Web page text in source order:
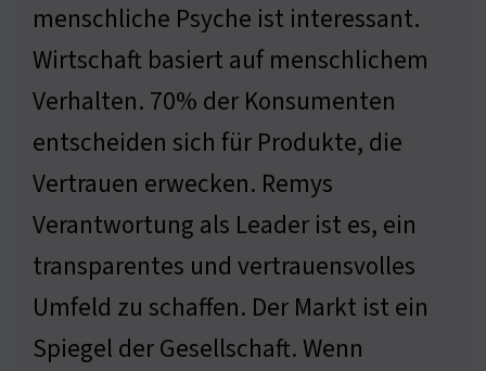
menschliche Psyche ist interessant.
Wirtschaft basiert auf menschlichem
Verhalten. 70% der Konsumenten
entscheiden sich für Produkte, die
Vertrauen erwecken. Remys
Verantwortung als Leader ist es, ein
transparentes und vertrauensvolles
Umfeld zu schaffen. Der Markt ist ein
Spiegel der Gesellschaft. Wenn